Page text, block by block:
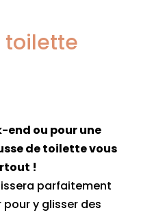
toilette
end ou pour une
de toilette vous
!
parfaitement
y glisser des